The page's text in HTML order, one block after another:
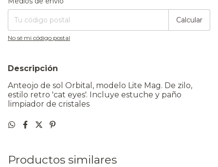
Calcular
No sé mi código postal
Descripción
Anteojo de sol Orbital, modelo Lite Mag. De zilo,
estilo retro 'cat eyes'. Incluye estuche y paño
limpiador de cristales
Productos similares